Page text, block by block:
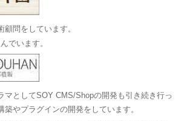
顧問をしています。
でいます。
マとしてSOY CMS/Shopの開発も引き続き行っ
やプラグインの開発をしています。